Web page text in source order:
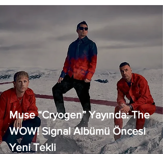
Muse “Cryogen” Yayında: The
WOW! Signal Albümü Öncesi
Yeni Tekli